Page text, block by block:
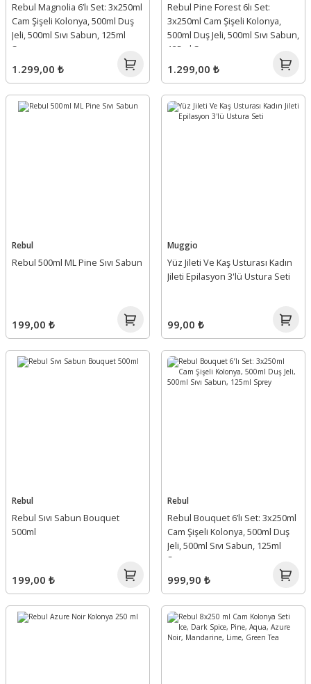
Rebul Magnolia 6’lı Set: 3x250ml
Cam Şişeli Kolonya, 500ml Duş
Jeli, 500ml Sıvı Sabun, 125ml
Sprey
1.299,00 ₺
Rebul Pine Forest 6lı Set:
3x250ml Cam Şişeli Kolonya,
500ml Duş Jeli, 500ml Sıvı Sabun,
125ml Sprey
1.299,00 ₺
Rebul
Rebul 500ml ML Pine Sıvı Sabun
199,00 ₺
Muggio
Yüz Jileti Ve Kaş Usturası Kadın
Jileti Epilasyon 3'lü Ustura Seti
99,00 ₺
Rebul
Rebul Sıvı Sabun Bouquet
500ml
199,00 ₺
Rebul
Rebul Bouquet 6’lı Set: 3x250ml
Cam Şişeli Kolonya, 500ml Duş
Jeli, 500ml Sıvı Sabun, 125ml
Sprey
999,90 ₺